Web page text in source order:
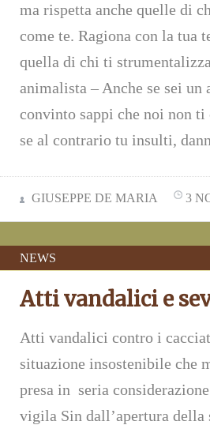
ma rispetta anche quelle di
come te. Ragiona con la tua
quella di chi ti
animalista – Anche se sei un
convinto sappi che noi non ti
se al contrario tu insulti,
GIUSEPPE DE MARIA 3
NEWS
Atti vandalici e
Atti vandalici contro i
situazione insostenibile che
presa in seria
vigila Sin dall’apertura della